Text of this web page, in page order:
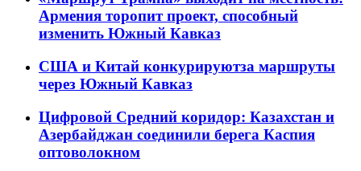
Армения торопит проект, способный
изменить Южный Кавказ
США и Китай конкурируютза маршруты
через Южный Кавказ
Цифровой Средний коридор: Казахстан и
Азербайджан соединили берега Каспия
оптоволокном